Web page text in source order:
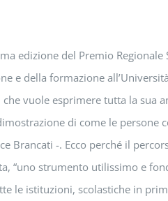
edizione del Premio
e della formazione
vuole esprimere tutta la sua
di come le persone
Brancati -. Ecco perché il
“uno strumento utilissimo e
le istituzioni, scolastiche in